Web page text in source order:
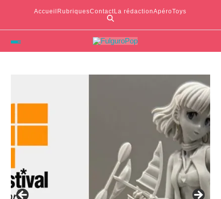
Accueil RubriquesContactLa rédactionApéroToys